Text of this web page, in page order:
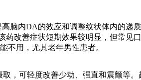
高脑内DA的效应和调整纹状体内的
药改善症状短期效果较明显，但常
不用，尤其老年男性患者。
，可轻度改善少动、强直和震颤等